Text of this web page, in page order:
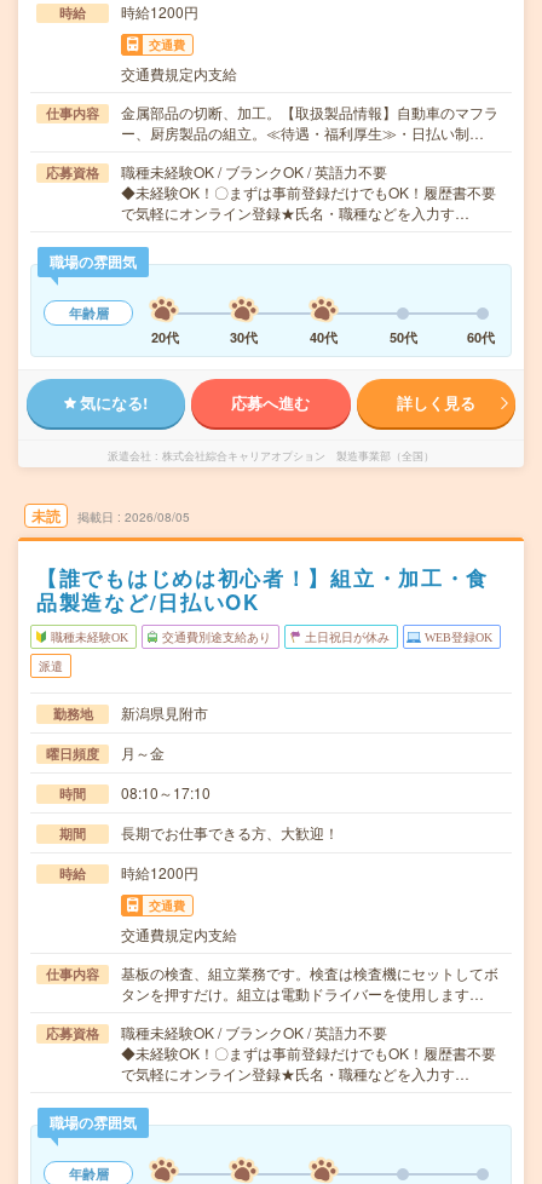
時給 時給1200円
交通費
交通費規定内支給
仕事内容
金属部品の切断、加工。【取扱製品情報】自動車のマフラ
ー、厨房製品の組立。≪待遇・福利厚生≫・日払い制…
応募資格
職種未経験OK / ブランクOK / 英語力不要
◆未経験OK！〇まずは事前登録だけでもOK！履歴書不要
で気軽にオンライン登録★氏名・職種などを入力す…
職場の雰囲気
年齢層
20代
30代 40代 50代 60代
気になる! 応募へ進む 詳しく見る
派遣会社 株式会社綜合キャリアオプション 製造事業部（全国）
未読 掲載日 2026/08/05
【誰でもはじめは初心者！】組立・加工・食
品製造など/日払いOK
職種未経験OK 交通費別途支給あり 土日祝日が休み WEB登録OK
派遣
勤務地 新潟県見附市
曜日頻度 月～金
時間 08:10～17:10
期間 長期でお仕事できる方、大歓迎！
時給 時給1200円
交通費
交通費規定内支給
仕事内容
基板の検査、組立業務です。検査は検査機にセットしてボ
タンを押すだけ。組立は電動ドライバーを使用します…
応募資格
職種未経験OK / ブランクOK / 英語力不要
◆未経験OK！〇まずは事前登録だけでもOK！履歴書不要
で気軽にオンライン登録★氏名・職種などを入力す…
職場の雰囲気
年齢層